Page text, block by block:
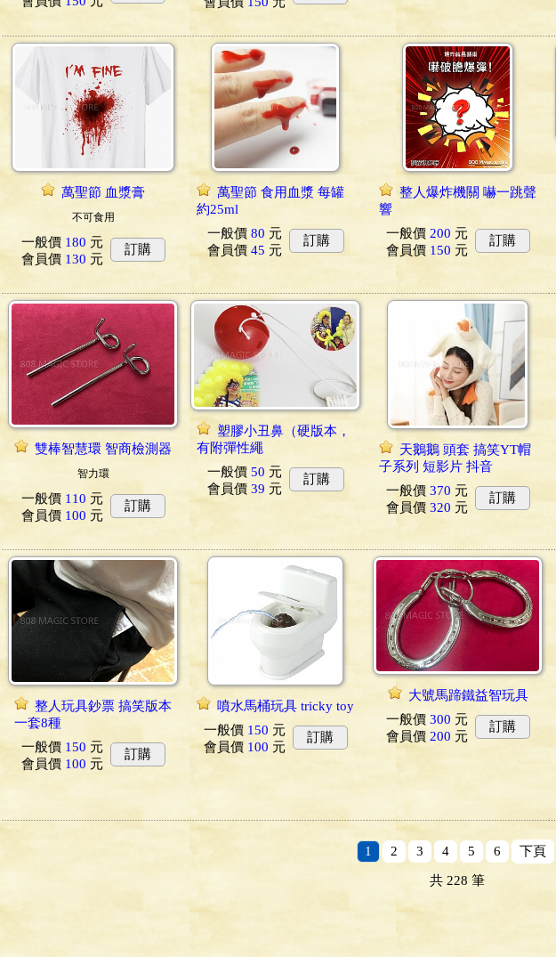
萬聖節 血漿膏
不可食用
一般價 180 元
會員價 130 元
訂購
萬聖節 食用血漿 每罐
約25ml
一般價 80 元
會員價 45 元
訂購
整人爆炸機關 嚇一跳聲
響
一般價 200 元
會員價 150 元
訂購
雙棒智慧環 智商檢測器
智力環
一般價 110 元
會員價 100 元
訂購
塑膠小丑鼻（硬版本，
有附彈性繩
一般價 50 元
會員價 39 元
訂購
天鵝鵝 頭套 搞笑YT帽
子系列 短影片 抖音
一般價 370 元
會員價 320 元
訂購
整人玩具鈔票 搞笑版本
一套8種
一般價 150 元
會員價 100 元
訂購
噴水馬桶玩具 tricky toy
一般價 150 元
會員價 100 元
訂購
大號馬蹄鐵益智玩具
一般價 300 元
會員價 200 元
訂購
1 2 3 4 5 6 下頁
共228 筆